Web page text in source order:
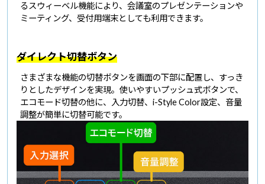
るスウィーベル機能により、会議室のプレゼンテーションや
ミーティング、受付用端末としても利用できます。
ダイレクト切替ボタン
さまざまな機能の切替ボタンを画面の下部に配置し、すっき
りとしたデザインを実現。使いやすいプッシュ式ボタンで、
エコモード切替の他に、入力切替、i-Style Color設定、音量
調整が簡単に切替可能です。